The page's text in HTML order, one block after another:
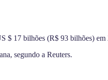
$ 17 bilhões (R$ 93 bilhões) em
segundo a Reuters.